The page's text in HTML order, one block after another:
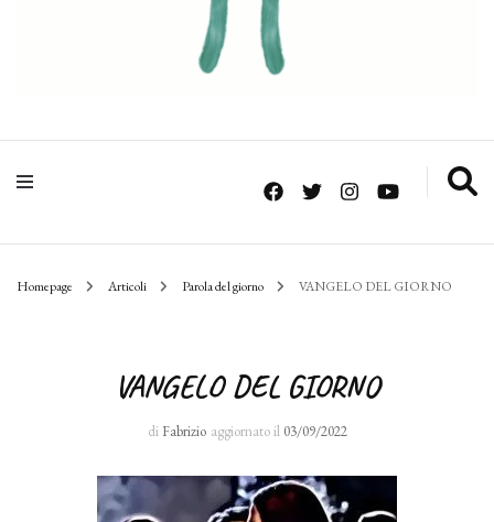
Homepage Articoli Parola del giorno VANGELO DEL GIORNO
VANGELO DEL GIORNO
di Fabrizio aggiornato il 03/09/2022